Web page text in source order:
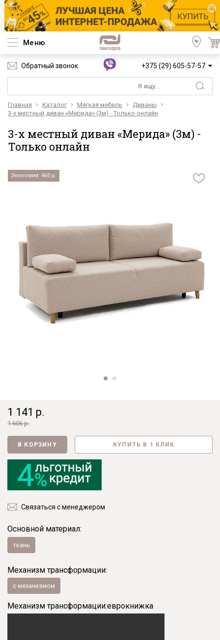
Меню
Обратный звонок +375 (29) 605-57-57
Главная Каталог Мягкая мебель
Диваны
3-х местный диван «Мерида» (3м) - Только онлайн
3-х местный диван «Мерида» (3м) -
Только онлайн
Экономия: 465 р.
1 141 р.
1 606 р.
В КОРЗИНУ КУПИТЬ В 1 КЛИК
Связаться с менеджером
Основной материал:
ткань
Механизм трансформации:
с механизмом
Механизм трансформации:еврокнижка